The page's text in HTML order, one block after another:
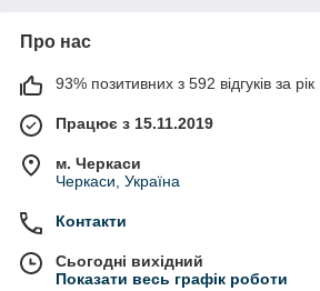
Про нас
93% позитивних з 592 відгуків за рік
Працює з 15.11.2019
м. Черкаси
Черкаси, Україна
Контакти
Сьогодні вихідний
Показати весь графік роботи